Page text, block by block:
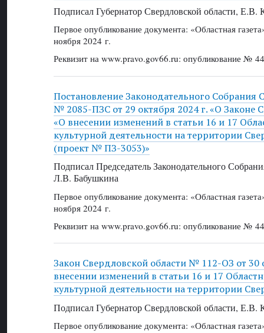
Подписал Губернатор Свердловской области, Е.В.
Первое опубликование документа: «Областная
ноября 2024 г.
Реквизит на www.pravo.gov66.ru: опубликование №
Постановление Законодательного Собрания
№ 2085-ПЗС от 29 октября 2024 г. «О Законе
«О внесении изменений в статьи 16 и 17
культурной деятельности на территории
(проект № ПЗ-3053)»
Подписал Председатель Законодательного
Л.В. Бабушкина
Первое опубликование документа: «Областная
ноября 2024 г.
Реквизит на www.pravo.gov66.ru: опубликование №
Закон Свердловской области № 112-ОЗ от 30
внесении изменений в статьи 16 и 17
культурной деятельности на территории
Подписал Губернатор Свердловской области, Е.В.
Первое опубликование документа: «Областная